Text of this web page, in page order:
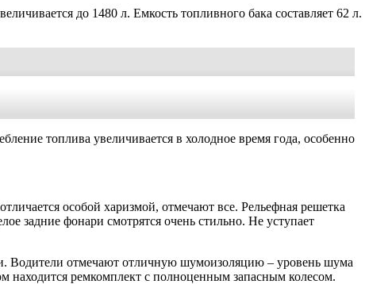
до 1480 л. Емкость топливного бака составляет 62 л.
топлива увеличивается в холодное время года, особенно
особой харизмой, отмечают все. Рельефная решетка
задние фонари смотрятся очень стильно. Не уступает
Водители отмечают отличную шумоизоляцию – уровень шума
находится ремкомплект с полноценным запасным колесом.